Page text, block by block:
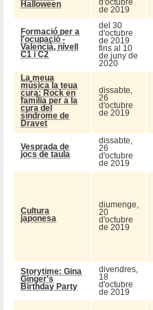
Halloween d'octubre
de 2019
Formació per a
l'ocupació -
Valencià, nivell
C1 i C2
del 30
d'octubre
de 2019
fins al 10
de juny de
2020
La meua
música la teua
cura: Rock en
família per a la
cura del
síndrome de
Dravet
dissabte,
26
d'octubre
de 2019
Vesprada de
jocs de taula
dissabte,
26
d'octubre
de 2019
Cultura
japonesa
diumenge,
20
d'octubre
de 2019
Storytime: Gina
Ginger's
Birthday Party
divendres,
18
d'octubre
de 2019